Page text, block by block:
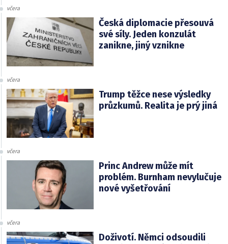
včera
Česká diplomacie přesouvá
své síly. Jeden konzulát
zanikne, jiný vznikne
včera
Trump těžce nese výsledky
průzkumů. Realita je prý jiná
včera
Princ Andrew může mít
problém. Burnham nevylučuje
nové vyšetřování
včera
Doživotí. Němci odsoudili